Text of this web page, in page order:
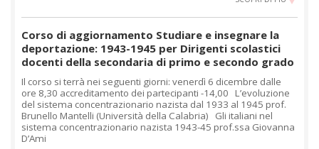
Corso di aggiornamento Studiare e insegnare la
deportazione: 1943-1945 per Dirigenti scolastici
docenti della secondaria di primo e secondo grado
Il corso si terrà nei seguenti giorni: venerdì 6 dicembre dalle
ore 8,30 accreditamento dei partecipanti -14,00 L’evoluzione
del sistema concentrazionario nazista dal 1933 al 1945 prof.
Brunello Mantelli (Università della Calabria) Gli italiani nel
sistema concentrazionario nazista 1943-45 prof.ssa Giovanna
D’Ami